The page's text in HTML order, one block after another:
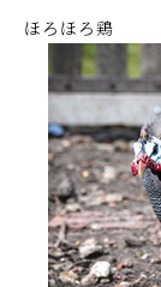
ほろほろ鶏